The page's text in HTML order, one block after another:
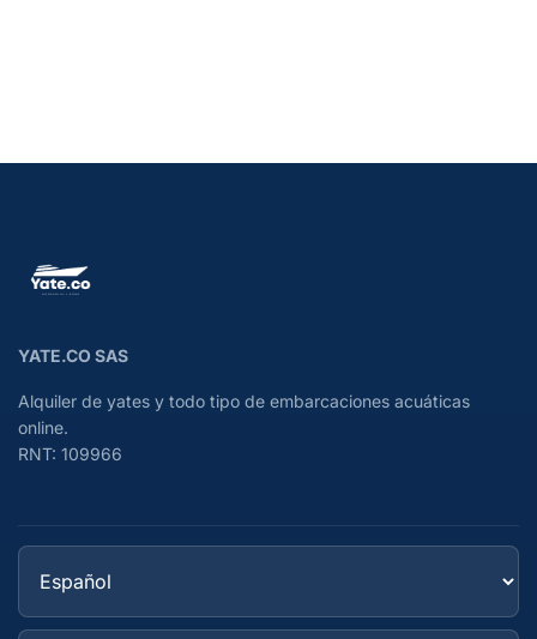
YATE.CO SAS
Alquiler de yates y todo tipo de embarcaciones acuáticas
online.
RNT: 109966